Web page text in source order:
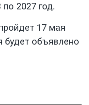
2027 год.
17 мая
будет объявлено